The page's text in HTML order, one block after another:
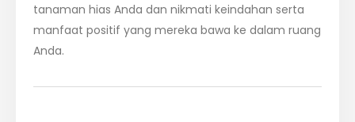
tanaman hias Anda dan nikmati keindahan serta
manfaat positif yang mereka bawa ke dalam ruang
Anda.